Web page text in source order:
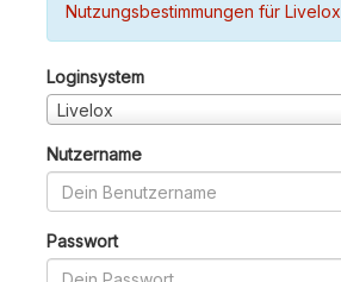
Nutzungsbestimmungen für Livelox
Loginsystem
Livelox
Nutzername
Passwort